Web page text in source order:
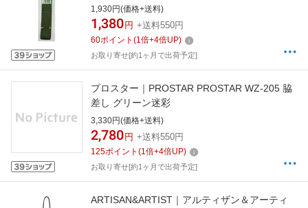
1,930円(価格+送料)
1,380 円 +送料550円
60ポイント (1倍+4倍UP)
お取り寄せ[約1ヶ月で出荷予定]
プロスター｜PROSTAR PROSTAR WZ-205 脇
差し グリーン迷彩
3,330円(価格+送料)
2,780 円 +送料550円
125ポイント (1倍+4倍UP)
お取り寄せ[約1ヶ月で出荷予定]
ARTISAN&ARTIST｜アルティザン＆アーティ